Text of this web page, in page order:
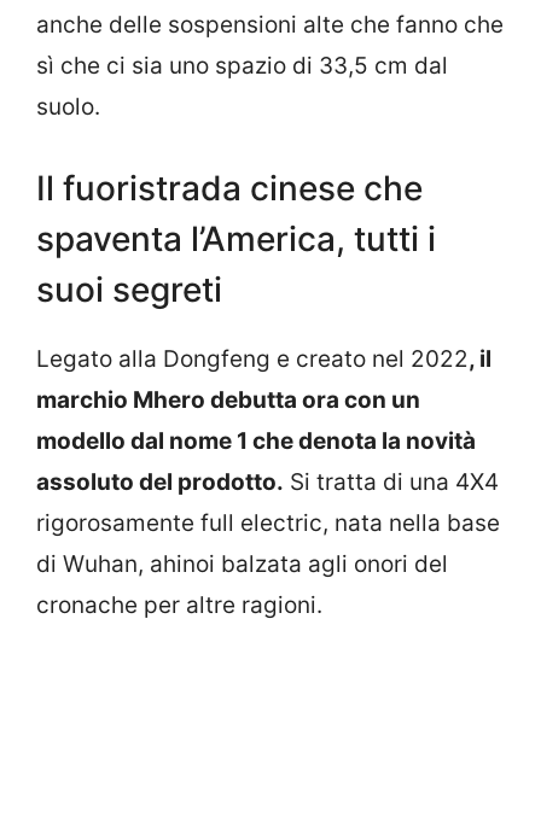
anche delle sospensioni alte che fanno che
sì che ci sia uno spazio di 33,5 cm dal
suolo.
Il fuoristrada cinese che
spaventa l’America, tutti i
suoi segreti
Legato alla Dongfeng e creato nel 2022, il
marchio Mhero debutta ora con un
modello dal nome 1 che denota la novità
assoluto del prodotto. Si tratta di una 4X4
rigorosamente full electric, nata nella base
di Wuhan, ahinoi balzata agli onori del
cronache per altre ragioni.